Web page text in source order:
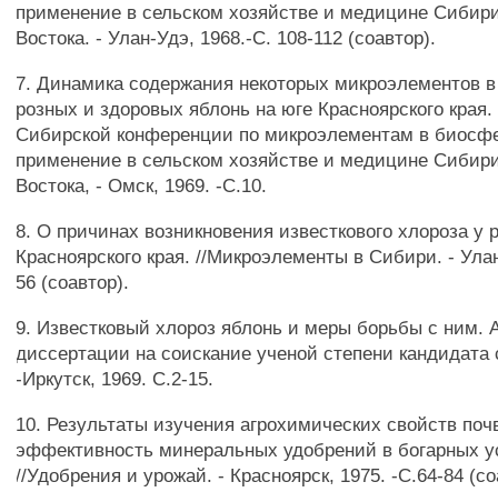
применение в сельском хозяйстве и медицине
Востока. - Улан-Удэ, 1968.-С. 108-112 (соавтор).
7. Динамика содержания некоторых микроэлементов
розных и здоровых яблонь на юге Красноярского
Сибирской конференции по микроэлементам в
применение в сельском хозяйстве и медицине
Востока, - Омск, 1969. -С.10.
8. О причинах возникновения известкового хлороза у
Красноярского края. //Микроэлементы в Сибири. -
56 (соавтор).
9. Известковый хлороз яблонь и меры борьбы с ним.
диссертации на соискание ученой степени кандидата
-Иркутск, 1969. С.2-15.
10. Результаты изучения агрохимических свойств
эффективность минеральных удобрений в богарных
//Удобрения и урожай. - Красноярск, 1975. -С.64-84